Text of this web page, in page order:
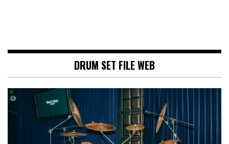
DRUM SET FILE WEB